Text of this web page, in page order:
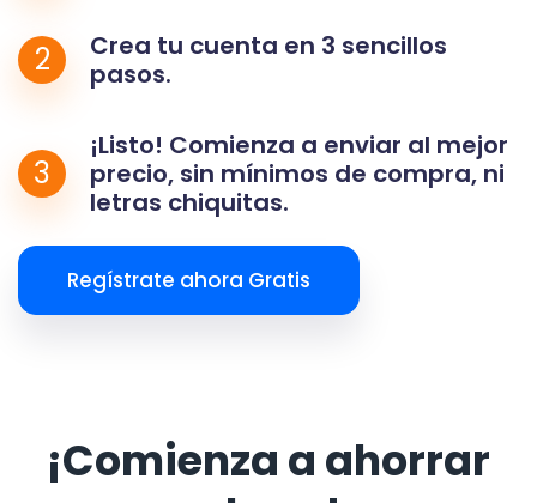
2
Crea tu cuenta en 3 sencillos
pasos.
3
¡Listo! Comienza a enviar al mejor
precio, sin mínimos de compra, ni
letras chiquitas.
Regístrate ahora Gratis
¡Comienza a ahorrar